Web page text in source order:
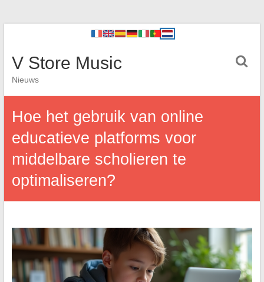
V Store Music
Nieuws
Hoe het gebruik van online
educatieve platforms voor
middelbare scholieren te
optimaliseren?